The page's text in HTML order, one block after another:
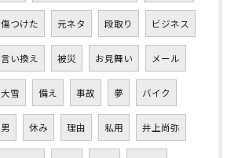
傷つけた 元ネタ 段取り ビジネス
言い換え 被災 お見舞い メール
大雪 備え 事故 夢 バイク
男 休み 理由 私用 井上尚弥